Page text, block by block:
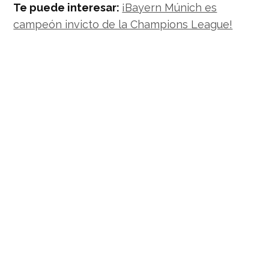
Te puede interesar: ¡Bayern Múnich es
campeón invicto de la Champions League!